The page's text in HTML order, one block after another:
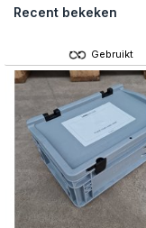
Recent bekeken
Gebruikt